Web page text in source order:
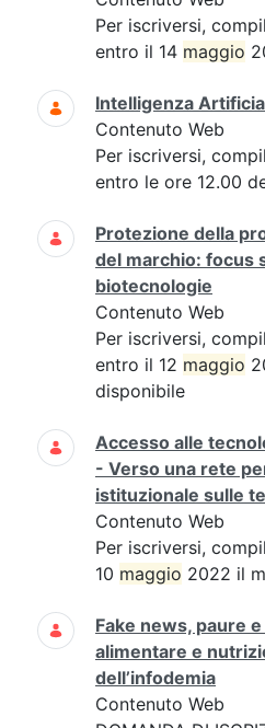
Per iscriversi,
entro il 14 maggio
Intelligenza
Contenuto Web
Per iscriversi,
entro le ore 12.00
Protezione della
del marchio: focus
biotecnologie
Contenuto Web
Per iscriversi,
entro il 12 maggio
disponibile
Accesso alle
- Verso una rete
istituzionale sulle
Contenuto Web
Per iscriversi,
10 maggio 2022 il
Fake news, paure
alimentare e
dell’infodemia
Contenuto Web